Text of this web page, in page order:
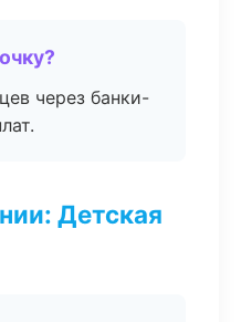
через банки-
Детская